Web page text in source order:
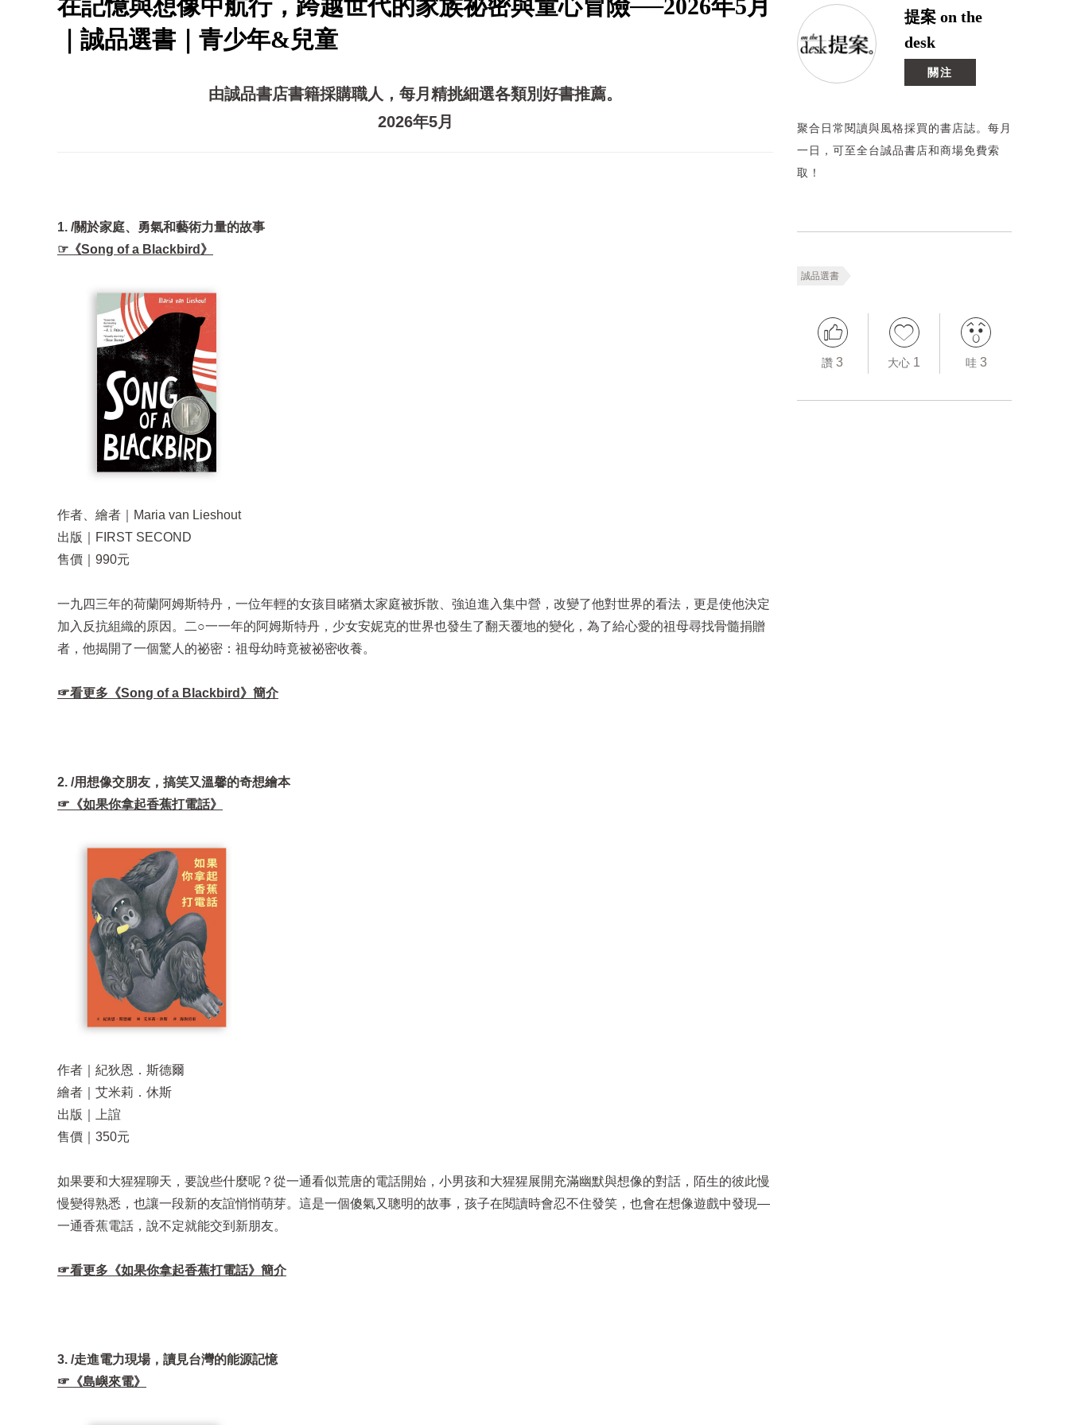
在記憶與想像中航行，跨越世代的家族祕密與童心冒險──2026年5月
｜誠品選書｜青少年&兒童
由誠品書店書籍採購職人，每月精挑細選各類別好書推薦。
2026年5月
1. /關於家庭、勇氣和藝術力量的故事
☞《Song of a Blackbird》
作者、繪者｜Maria van Lieshout
出版｜FIRST SECOND
售價｜990元
一九四三年的荷蘭阿姆斯特丹，一位年輕的女孩目睹猶太家庭被拆散、強迫進入集中營，改變了他對世界的看法，更是使他決定
加入反抗組織的原因。二○一一年的阿姆斯特丹，少女安妮克的世界也發生了翻天覆地的變化，為了給心愛的祖母尋找骨髓捐贈
者，他揭開了一個驚人的祕密：祖母幼時竟被祕密收養。
☞看更多《Song of a Blackbird 》簡介
2. /用想像交朋友，搞笑又溫馨的奇想繪本
☞《如果你拿起香蕉打電話》
作者｜紀狄恩．斯德爾
繪者｜艾米莉．休斯
出版｜上誼
售價｜350元
如果要和大猩猩聊天，要說些什麼呢？從一通看似荒唐的電話開始，小男孩和大猩猩展開充滿幽默與想像的對話，陌生的彼此慢
慢變得熟悉，也讓一段新的友誼悄悄萌芽。這是一個傻氣又聰明的故事，孩子在閱讀時會忍不住發笑，也會在想像遊戲中發現—
一通香蕉電話，說不定就能交到新朋友。
☞看更多 《如果你拿起香蕉打電話》 簡介
3. /走進電力現場，讀見台灣的能源記憶
☞《島嶼來電》
提案 on the
desk
關注
聚合日常閱讀與風格採買的書店誌。每月
一日，可至全台誠品書店和商場免費索
取！
誠品選書
讚 3 大心 1 哇 3